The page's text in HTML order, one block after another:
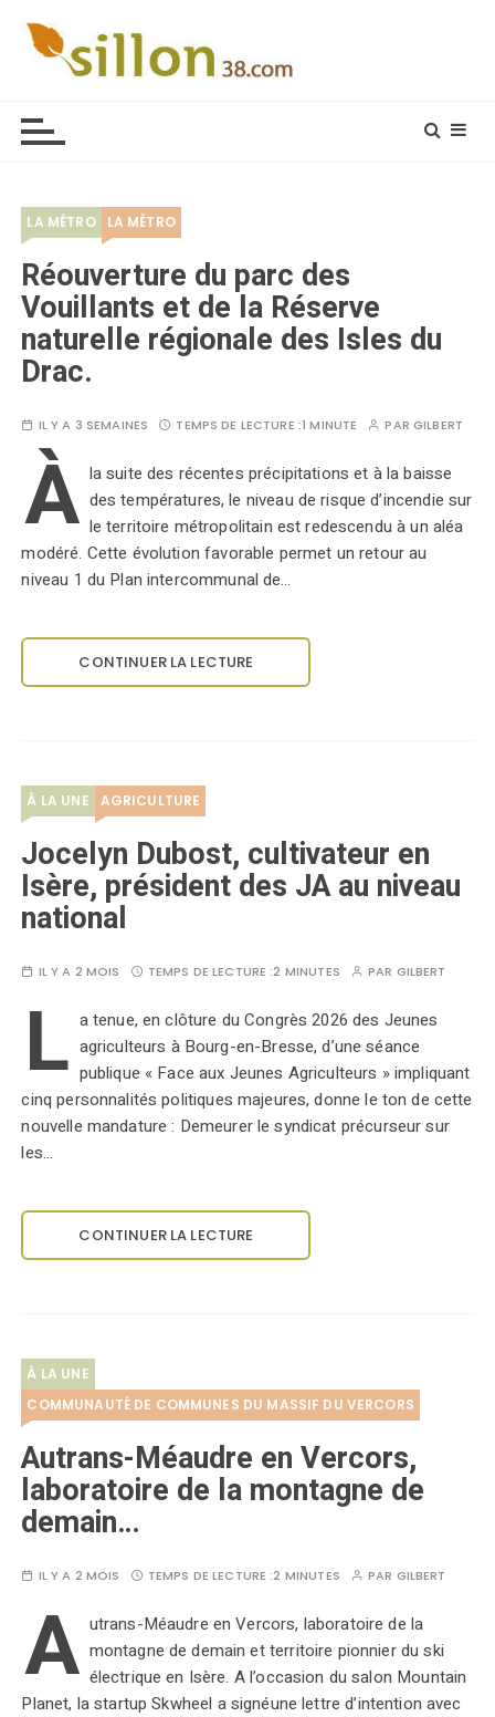
LA MÉTRO LA MÉTRO
Réouverture du parc des
Vouillants et de la Réserve
naturelle régionale des Isles du
Drac.
IL Y A 3 SEMAINES TEMPS DE LECTURE :1 MINUTE PARGILBERT
À la suite des récentes précipitations et à la baisse
des températures, le niveau de risque d’incendie sur
le territoire métropolitain est redescendu à un aléa
modéré. Cette évolution favorable permet un retour au
niveau 1 du Plan intercommunal de…
CONTINUER LA LECTURE
À LA UNE AGRICULTURE
Jocelyn Dubost, cultivateur en
Isère, président des JA au niveau
national
IL Y A 2 MOIS TEMPS DE LECTURE :2 MINUTES PAR GILBERT
L a tenue, en clôture du Congrès 2026 des Jeunes
agriculteurs à Bourg-en-Bresse, d’une séance
publique « Face aux Jeunes Agriculteurs » impliquant
cinq personnalités politiques majeures, donne le ton de cette
nouvelle mandature : Demeurer le syndicat précurseur sur
les…
CONTINUER LA LECTURE
À LA UNE
COMMUNAUTÉ DE COMMUNES DU MASSIF DU VERCORS
Autrans-Méaudre en Vercors,
laboratoire de la montagne de
demain…
IL Y A 2 MOIS TEMPS DE LECTURE :2 MINUTES PAR GILBERT
A utrans-Méaudre en Vercors, laboratoire de la
montagne de demain et territoire pionnier du ski
électrique en Isère. A l’occasion du salon Mountain
Planet, la startup Skwheel a signéune lettre d’intention avec